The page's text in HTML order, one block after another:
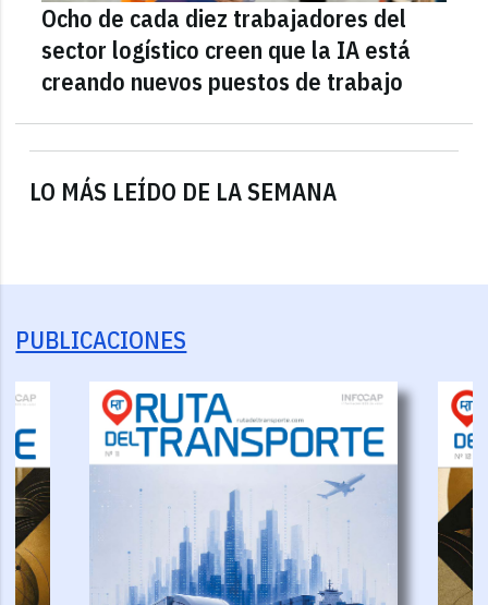
LO MÁS LEÍDO DE LA SEMANA
Ocho de cada diez trabajadores del
sector logístico creen que la IA está
creando nuevos puestos de trabajo
PUBLICACIONES